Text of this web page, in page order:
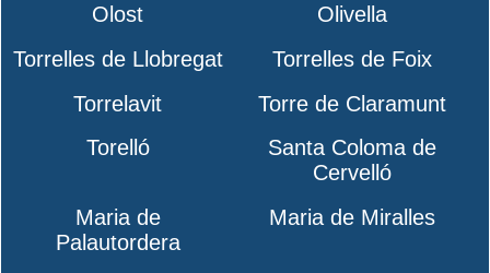
Olost
Olivella
Torrelles de Llobregat
Torrelles de Foix
Torrelavit
Torre de Claramunt
Torelló
Santa Coloma de
Cervelló
Maria de
Palautordera
Maria de Miralles